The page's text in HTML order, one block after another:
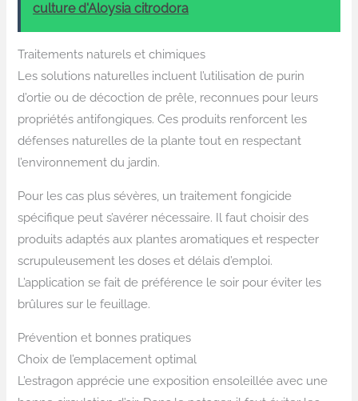
culture d'Aloysia citrodora
Traitements naturels et chimiques
Les solutions naturelles incluent l’utilisation de purin
d’ortie ou de décoction de prêle, reconnues pour leurs
propriétés antifongiques. Ces produits renforcent les
défenses naturelles de la plante tout en respectant
l’environnement du jardin.
Pour les cas plus sévères, un traitement fongicide
spécifique peut s’avérer nécessaire. Il faut choisir des
produits adaptés aux plantes aromatiques et respecter
scrupuleusement les doses et délais d’emploi.
L’application se fait de préférence le soir pour éviter les
brûlures sur le feuillage.
Prévention et bonnes pratiques
Choix de l’emplacement optimal
L’estragon apprécie une exposition ensoleillée avec une